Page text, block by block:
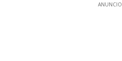
ANUNCIO